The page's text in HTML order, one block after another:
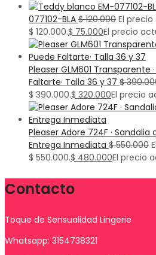
077102-BLA $120.000 El precio
$ 120.000.$ 75.000El precio
Pleaser GLM601 Transparente
Faltarte· Talla 36 y 37 $
$ 390.000.$ 320.000El precio
Pleaser Adore 724F · Sandalia
Entrega Inmediata $550.000
$ 550.000.$ 480.000El precio
Contacto
Toque de Sensualidad Lingerie
Whatsapp: 3154738321